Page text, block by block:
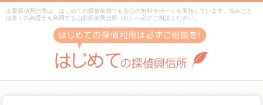
山梨探偵興信所は、はじめての探偵依頼でも安心の無料サポートを実施しています。悩みごと
は多くの弁護士も利用する山梨探偵興信所（社）へ必ずご相談ください。